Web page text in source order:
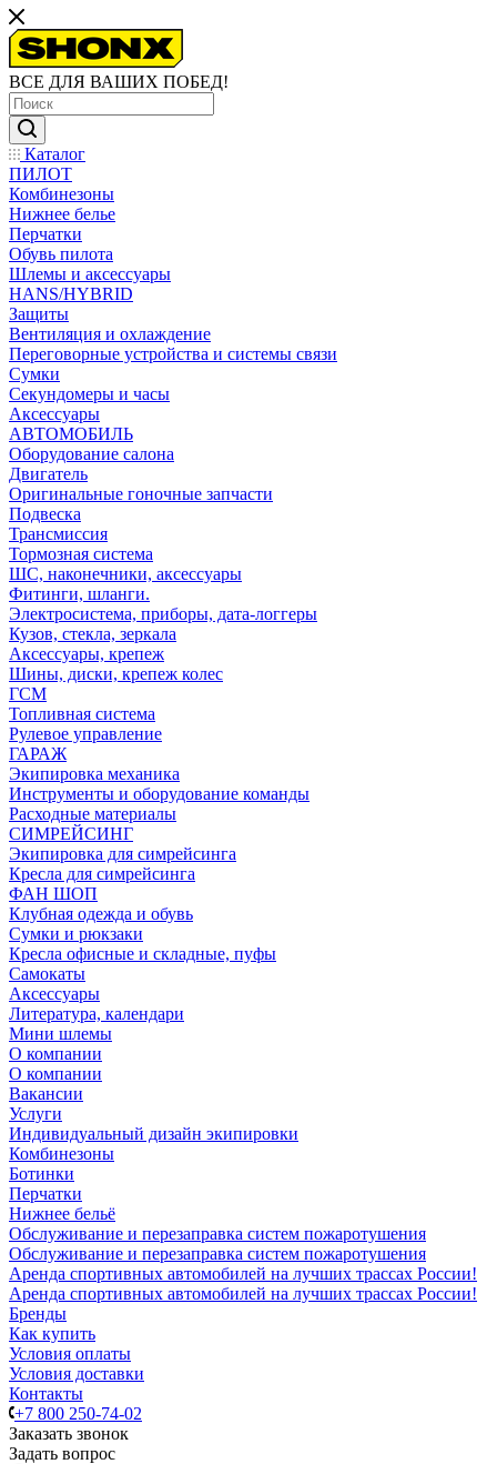
ВСЕ ДЛЯ ВАШИХ ПОБЕД!
Каталог
ПИЛОТ
Комбинезоны
Нижнее белье
Перчатки
Обувь пилота
Шлемы и аксессуары
HANS/HYBRID
Защиты
Вентиляция и охлаждение
Переговорные устройства и системы связи
Сумки
Секундомеры и часы
Аксессуары
АВТОМОБИЛЬ
Оборудование салона
Двигатель
Оригинальные гоночные запчасти
Подвеска
Трансмиссия
Тормозная система
ШС, наконечники, аксессуары
Фитинги, шланги.
Электросистема, приборы, дата-логгеры
Кузов, стекла, зеркала
Аксессуары, крепеж
Шины, диски, крепеж колес
ГСМ
Топливная система
Рулевое управление
ГАРАЖ
Экипировка механика
Инструменты и оборудование команды
Расходные материалы
СИМРЕЙСИНГ
Экипировка для симрейсинга
Кресла для симрейсинга
ФАН ШОП
Клубная одежда и обувь
Сумки и рюкзаки
Кресла офисные и складные, пуфы
Самокаты
Аксессуары
Литература, календари
Мини шлемы
О компании
О компании
Вакансии
Услуги
Индивидуальный дизайн экипировки
Комбинезоны
Ботинки
Перчатки
Нижнее бельё
Обслуживание и перезаправка систем пожаротушения
Обслуживание и перезаправка систем пожаротушения
Аренда спортивных автомобилей на лучших трассах России!
Аренда спортивных автомобилей на лучших трассах России!
Бренды
Как купить
Условия оплаты
Условия доставки
Контакты
+7 800 250-74-02
Заказать звонок
Задать вопрос